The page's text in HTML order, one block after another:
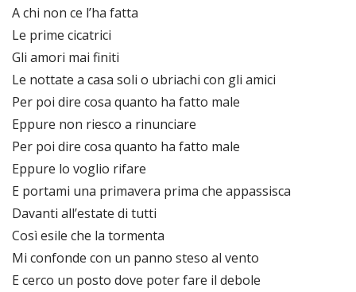
A chi non ce l’ha fatta
Le prime cicatrici
Gli amori mai finiti
Le nottate a casa soli o ubriachi con gli amici
Per poi dire cosa quanto ha fatto male
Eppure non riesco a rinunciare
Per poi dire cosa quanto ha fatto male
Eppure lo voglio rifare
E portami una primavera prima che appassisca
Davanti all’estate di tutti
Così esile che la tormenta
Mi confonde con un panno steso al vento
E cerco un posto dove poter fare il debole